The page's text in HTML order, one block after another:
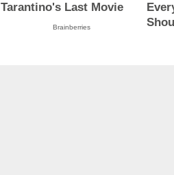
Tarantino's Last Movie
Brainberries